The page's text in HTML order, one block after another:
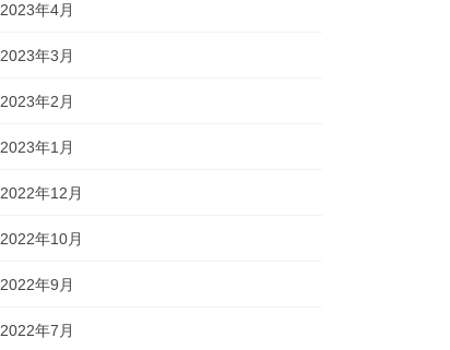
2023年4月
2023年3月
2023年2月
2023年1月
2022年12月
2022年10月
2022年9月
2022年7月